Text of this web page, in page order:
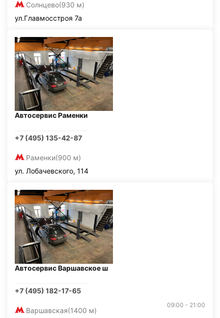
Солнцево(930 м)
ул.Главмосстроя 7а
Автосервис Раменки
+7 (495) 135-42-87
Раменки(900 м)
ул. Лобачевского, 114
Автосервис Варшавское ш
+7 (495) 182-17-65
Варшавская(1400 м)
09:00 - 21:00